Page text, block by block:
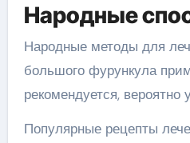
Народные
Народные методы для
большого фурункула
рекомендуется, вероятно
Популярные рецепты